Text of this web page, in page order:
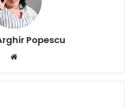
Popescu